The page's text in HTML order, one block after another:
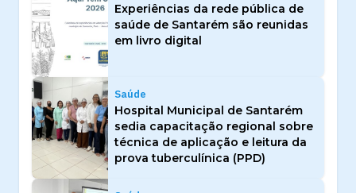
Experiências da rede pública de
saúde de Santarém são reunidas
em livro digital
Saúde
Hospital Municipal de Santarém
sedia capacitação regional sobre
técnica de aplicação e leitura da
prova tuberculínica (PPD)